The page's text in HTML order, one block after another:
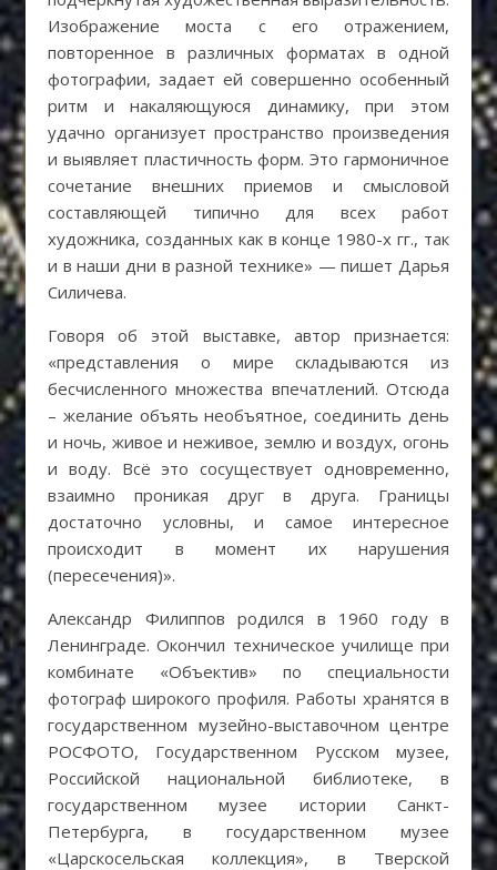
Изображение моста с его отражением,
повторенное в различных форматах в одной
фотографии, задает ей совершенно особенный
ритм и накаляющуюся динамику, при этом
удачно организует пространство произведения
и выявляет пластичность форм. Это гармоничное
сочетание внешних приемов и смысловой
составляющей типично для всех работ
художника, созданных как в конце 1980-х гг., так
и в наши дни в разной технике» — пишет Дарья
Силичева.
Говоря об этой выставке, автор признается:
«представления о мире складываются из
бесчисленного множества впечатлений. Отсюда
– желание объять необъятное, соединить день
и ночь, живое и неживое, землю и воздух, огонь
и воду. Всё это сосуществует одновременно,
взаимно проникая друг в друга. Границы
достаточно условны, и самое интересное
происходит в момент их нарушения
(пересечения)».
Александр Филиппов родился в 1960 году в
Ленинграде. Окончил техническое училище при
комбинате «Объектив» по специальности
фотограф широкого профиля. Работы хранятся в
государственном музейно-выставочном центре
РОСФОТО, Государственном Русском музее,
Российской национальной библиотеке, в
государственном музее истории Санкт-
Петербурга, в государственном музее
«Царскосельская коллекция», в Тверской